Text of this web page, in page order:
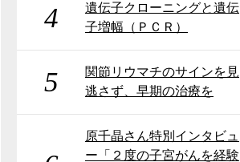
4
遺伝子クローニングと遺伝
子増幅（ＰＣＲ）
5
関節リウマチのサインを見
逃さず、早期の治療を
原千晶さん特別インタビュ
ー「２度の子宮がんを経験